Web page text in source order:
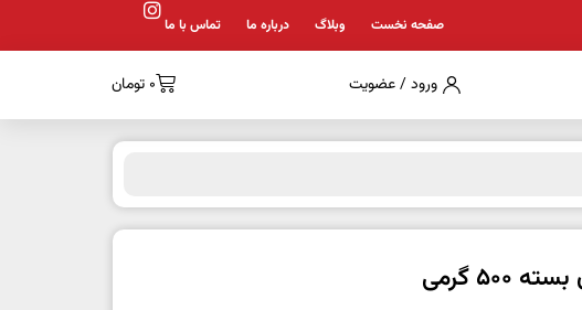
صفحه نخست وبلاگ درباره ما تماس با ما
ورود / عضویت 0 تومان
گرمی